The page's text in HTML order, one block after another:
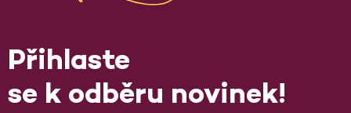
Přihlaste
se k odběru novinek!